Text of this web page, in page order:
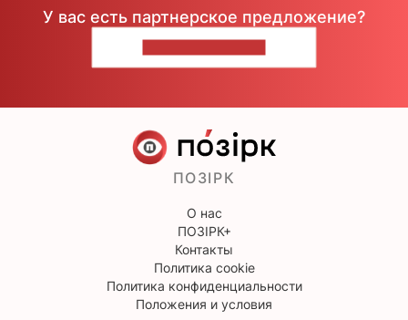
У вас есть партнерское предложение?
ПОЗІРК
О нас
ПОЗІРК+
Контакты
Политика cookie
Политика конфиденциальности
Положения и условия